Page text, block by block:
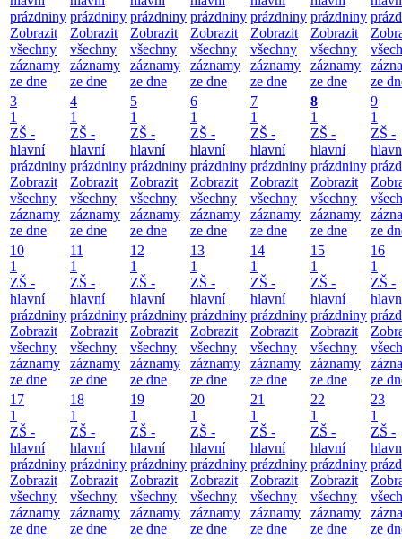
prázdniny
Zobrazit
všechny
záznamy
ze dne
prázdniny
Zobrazit
všechny
záznamy
ze dne
prázdniny
Zobrazit
všechny
záznamy
ze dne
prázdniny
Zobrazit
všechny
záznamy
ze dne
prázdniny
Zobrazit
všechny
záznamy
ze dne
prázdniny
Zobrazit
všechny
záznamy
ze dne
ze
3
1
ZŠ -
hlavní
prázdniny
Zobrazit
všechny
záznamy
ze dne
4
1
ZŠ -
hlavní
prázdniny
Zobrazit
všechny
záznamy
ze dne
5
1
ZŠ -
hlavní
prázdniny
Zobrazit
všechny
záznamy
ze dne
6
1
ZŠ -
hlavní
prázdniny
Zobrazit
všechny
záznamy
ze dne
7
1
ZŠ -
hlavní
prázdniny
Zobrazit
všechny
záznamy
ze dne
8
1
ZŠ -
hlavní
prázdniny
Zobrazit
všechny
záznamy
ze dne
9
1
ZŠ -
ze
10
1
ZŠ -
hlavní
prázdniny
Zobrazit
všechny
záznamy
ze dne
11
1
ZŠ -
hlavní
prázdniny
Zobrazit
všechny
záznamy
ze dne
12
1
ZŠ -
hlavní
prázdniny
Zobrazit
všechny
záznamy
ze dne
13
1
ZŠ -
hlavní
prázdniny
Zobrazit
všechny
záznamy
ze dne
14
1
ZŠ -
hlavní
prázdniny
Zobrazit
všechny
záznamy
ze dne
15
1
ZŠ -
hlavní
prázdniny
Zobrazit
všechny
záznamy
ze dne
16
1
ZŠ -
ze
17
1
ZŠ -
hlavní
prázdniny
Zobrazit
všechny
záznamy
ze dne
18
1
ZŠ -
hlavní
prázdniny
Zobrazit
všechny
záznamy
ze dne
19
1
ZŠ -
hlavní
prázdniny
Zobrazit
všechny
záznamy
ze dne
20
1
ZŠ -
hlavní
prázdniny
Zobrazit
všechny
záznamy
ze dne
21
1
ZŠ -
hlavní
prázdniny
Zobrazit
všechny
záznamy
ze dne
22
1
ZŠ -
hlavní
prázdniny
Zobrazit
všechny
záznamy
ze dne
23
1
ZŠ -
ze